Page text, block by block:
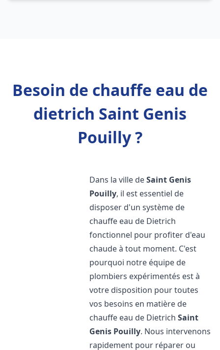
Besoin de chauffe eau de
dietrich Saint Genis
Pouilly ?
Dans la ville deSaint Genis
Pouilly, il est essentiel de
disposer d'un système de
chauffe eau de Dietrich
fonctionnel pour profiter d'eau
chaude à tout moment. C'est
pourquoi notre équipe de
plombiers expérimentés est à
votre disposition pour toutes
vos besoins en matière de
chauffe eau de DietrichSaint
Genis Pouilly. Nous intervenons
rapidement pour réparer ou